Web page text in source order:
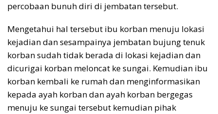
percobaan bunuh diri di jembatan tersebut.
Mengetahui hal tersebut ibu korban menuju lokasi
kejadian dan sesampainya jembatan bujung tenuk
korban sudah tidak berada di lokasi kejadian dan
dicurigai korban meloncat ke sungai. Kemudian ibu
korban kembali ke rumah dan menginformasikan
kepada ayah korban dan ayah korban bergegas
menuju ke sungai tersebut kemudian pihak